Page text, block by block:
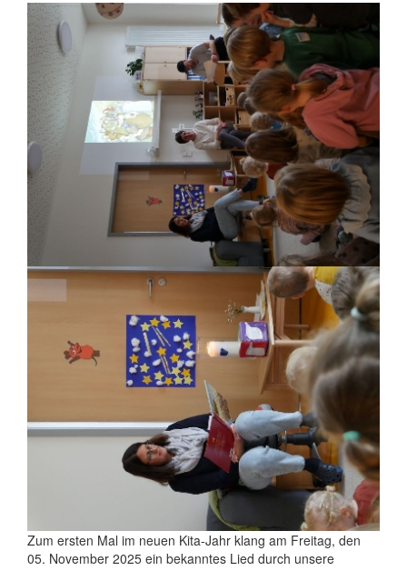
Zum ersten Mal im neuen Kita-Jahr klang am Freitag, den
05. November 2025 ein bekanntes Lied durch unsere